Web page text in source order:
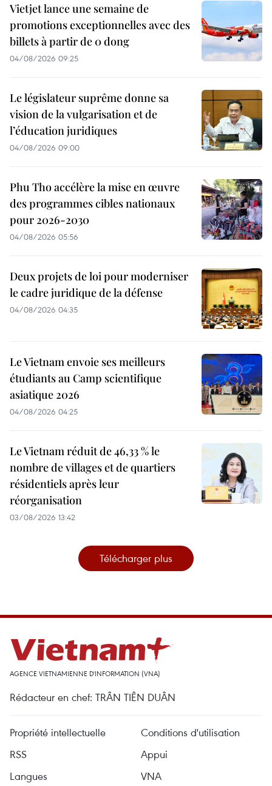
Vietjet lance une semaine de
promotions exceptionnelles avec des
billets à partir de 0 dong
04/08/2026 09:25
Le législateur suprême donne sa
vision de la vulgarisation et de
l’éducation juridiques
04/08/2026 09:00
Phu Tho accélère la mise en œuvre
des programmes cibles nationaux
pour 2026-2030
04/08/2026 05:56
Deux projets de loi pour moderniser
le cadre juridique de la défense
04/08/2026 04:35
Le Vietnam envoie ses meilleurs
étudiants au Camp scientifique
asiatique 2026
04/08/2026 04:25
Le Vietnam réduit de 46,33 % le
nombre de villages et de quartiers
résidentiels après leur
réorganisation
03/08/2026 13:42
Télécharger plus
AGENCE VIETNAMIENNE D'INFORMATION (VNA)
Rédacteur en chef: TRÂN TIÊN DUÂN
Propriété intellectuelle
Conditions d'utilisation
RSS
Appui
Langues
VNA